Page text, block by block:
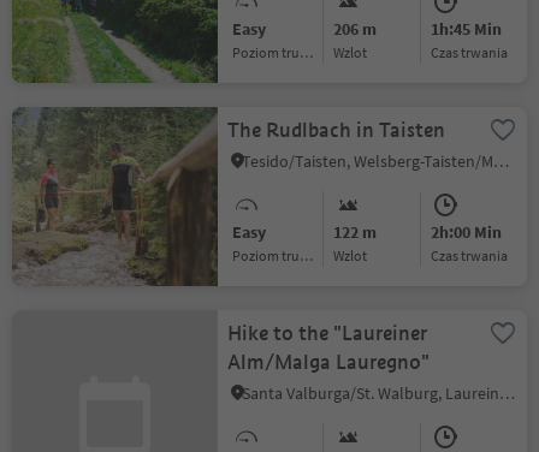
Easy
Poziom trudności
206 m
Wzlot
1h:45 Min
czas trwania
The Rudlbach in Taisten
Tesido/Taisten, Welsberg-Taisten/Monguelfo-Tesido
Easy
Poziom trudności
122 m
Wzlot
2h:00 Min
czas trwania
Hike to the "Laureiner
Alm/Malga Lauregno"
Santa Valburga/St. Walburg, Laurein/Lauregno, Meran/Merano and environs